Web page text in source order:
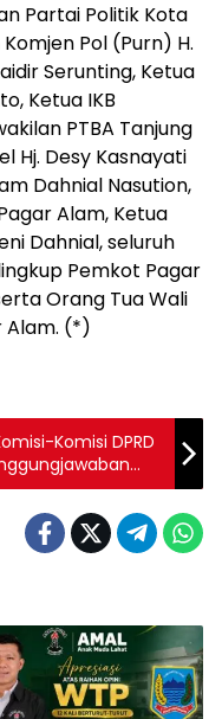
Partai Politik Kota
Pol (Purn) H.
Serunting, Ketua
Ketua IKB
PTBA Tanjung
Hj. Desy Kasnayati
Dahnial Nasution,
Alam, Ketua
Dahnial, seluruh
Pemkot Pagar
Orang Tua Wali
Alam. (*)
Komisi DPRD